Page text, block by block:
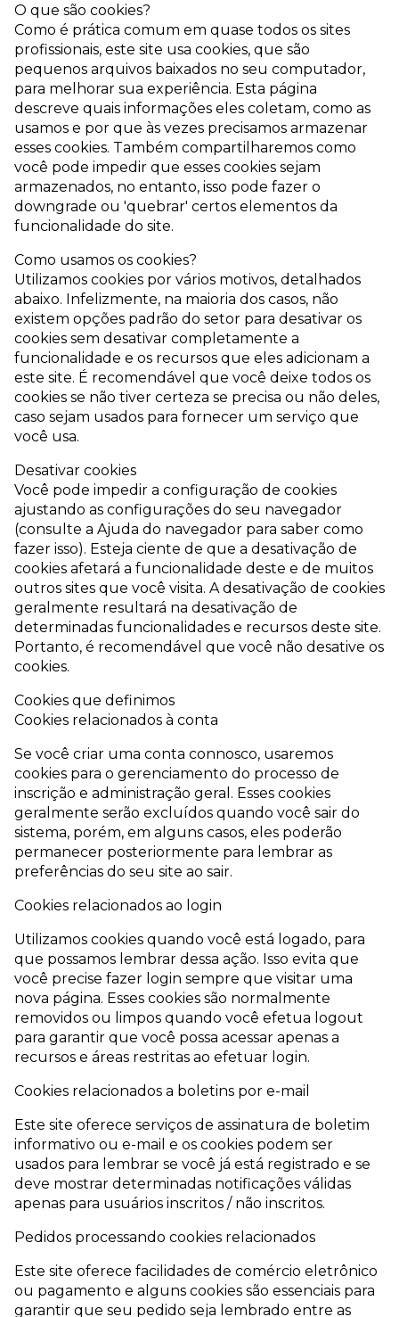
O que são cookies?
Como é prática comum em quase todos os sites
profissionais, este site usa cookies, que são
pequenos arquivos baixados no seu computador,
para melhorar sua experiência. Esta página
descreve quais informações eles coletam, como as
usamos e por que às vezes precisamos armazenar
esses cookies. Também compartilharemos como
você pode impedir que esses cookies sejam
armazenados, no entanto, isso pode fazer o
downgrade ou 'quebrar' certos elementos da
funcionalidade do site.
Como usamos os cookies?
Utilizamos cookies por vários motivos, detalhados
abaixo. Infelizmente, na maioria dos casos, não
existem opções padrão do setor para desativar os
cookies sem desativar completamente a
funcionalidade e os recursos que eles adicionam a
este site. É recomendável que você deixe todos os
cookies se não tiver certeza se precisa ou não deles,
caso sejam usados ​​para fornecer um serviço que
você usa.
Desativar cookies
Você pode impedir a configuração de cookies
ajustando as configurações do seu navegador
(consulte a Ajuda do navegador para saber como
fazer isso). Esteja ciente de que a desativação de
cookies afetará a funcionalidade deste e de muitos
outros sites que você visita. A desativação de cookies
geralmente resultará na desativação de
determinadas funcionalidades e recursos deste site.
Portanto, é recomendável que você não desative os
cookies.
Cookies que definimos
Cookies relacionados à conta
Se você criar uma conta connosco, usaremos
cookies para o gerenciamento do processo de
inscrição e administração geral. Esses cookies
geralmente serão excluídos quando você sair do
sistema, porém, em alguns casos, eles poderão
permanecer posteriormente para lembrar as
preferências do seu site ao sair.
Cookies relacionados ao login
Utilizamos cookies quando você está logado, para
que possamos lembrar dessa ação. Isso evita que
você precise fazer login sempre que visitar uma
nova página. Esses cookies são normalmente
removidos ou limpos quando você efetua logout
para garantir que você possa acessar apenas a
recursos e áreas restritas ao efetuar login.
Cookies relacionados a boletins por e-mail
Este site oferece serviços de assinatura de boletim
informativo ou e-mail e os cookies podem ser
usados ​​para lembrar se você já está registrado e se
deve mostrar determinadas notificações válidas
apenas para usuários inscritos / não inscritos.
Pedidos processando cookies relacionados
Este site oferece facilidades de comércio eletrônico
ou pagamento e alguns cookies são essenciais para
garantir que seu pedido seja lembrado entre as